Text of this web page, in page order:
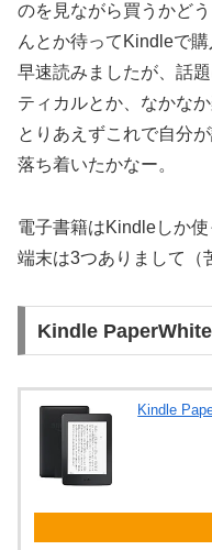
のを見ながら買うかど
んとか待ってKindleで購
早速読みましたが、話
ティカルとか、なかな
とりあえずこれで自分
落ち着いたかなー。
電子書籍はKindleしか
端末は3つありまして（
Kindle PaperWhite
Kindle